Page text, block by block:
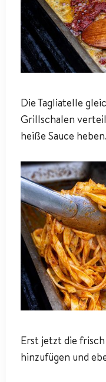
Die Tagliatelle
Grillschalen
heiße Sauce
Erst jetzt die
hinzufügen und